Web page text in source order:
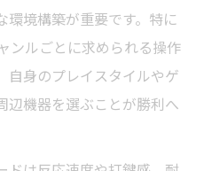
ぶゲーミングパソコン用
環境構築が重要です。特に
ャンルごとに求められる操作
自身のプレイスタイルやゲ
辺機器を選ぶことが勝利へ